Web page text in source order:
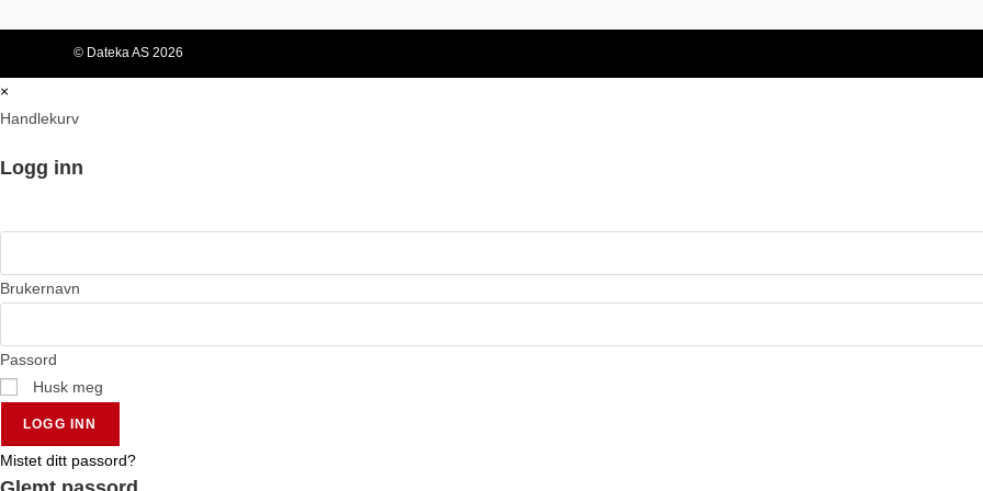
© Dateka AS 2026
×
Handlekurv
Logg inn
Brukernavn
Passord
Husk meg
LOGG INN
Mistet ditt passord?